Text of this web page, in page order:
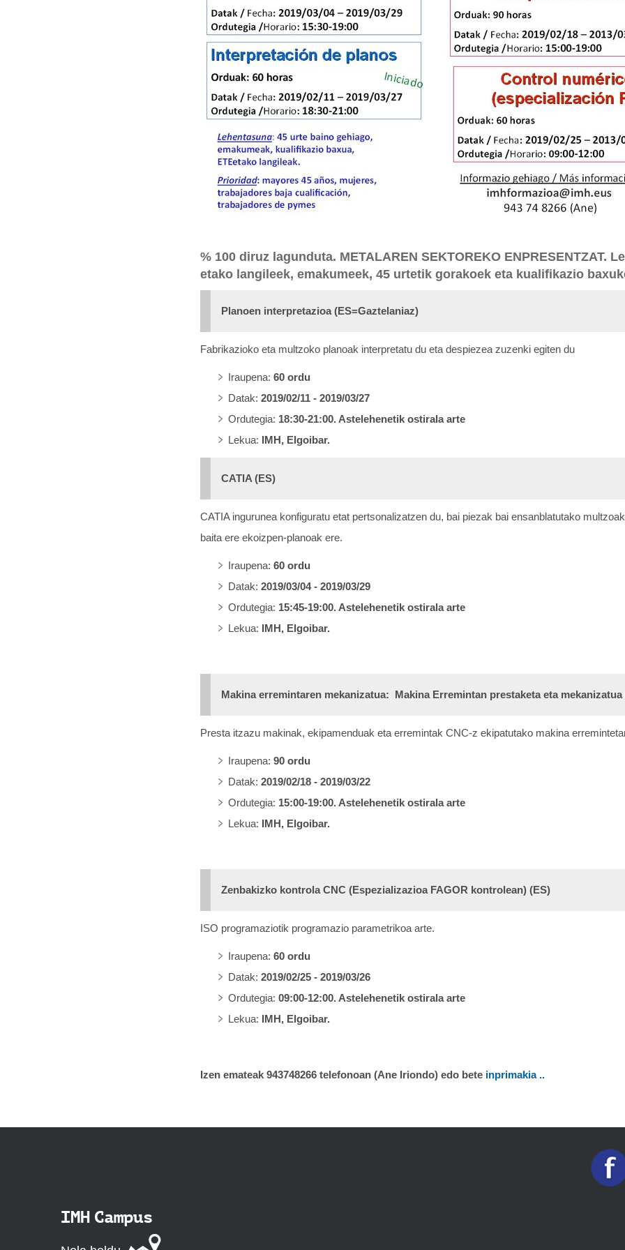
% 100 diruz lagunduta. METALAREN SEKTOREKO ENPRESENTZAT.
etako langileek, emakumeek, 45 urtetik gorakoek eta kualifikazio
Planoen interpretazioa (ES=Gaztelaniaz)
Fabrikazioko eta multzoko planoak interpretatu du eta despiezea zuzenki egiten du
Iraupena: 60 ordu
Datak: 2019/02/11 - 2019/03/27
Ordutegia: 18:30-21:00. Astelehenetik ostirala arte
Lekua: IMH, Elgoibar.
CATIA (ES)
CATIA ingurunea konfiguratu etat pertsonalizatzen du, bai piezak bai ensanblatutako
baita ere ekoizpen-planoak ere.
Iraupena: 60 ordu
Datak: 2019/03/04 - 2019/03/29
Ordutegia: 15:45-19:00. Astelehenetik ostirala arte
Lekua: IMH, Elgoibar.
Makina erremintaren mekanizatua: Makina Erremintan prestaketa eta mekanizatua
Presta itzazu makinak, ekipamenduak eta erremintak CNC-z ekipatutako makina
Iraupena: 90 ordu
Datak: 2019/02/18 - 2019/03/22
Ordutegia: 15:00-19:00. Astelehenetik ostirala arte
Lekua: IMH, Elgoibar.
Zenbakizko kontrola CNC (Espezializazioa FAGOR kontrolean) (ES)
ISO programaziotik programazio parametrikoa arte.
Iraupena: 60 ordu
Datak: 2019/02/25 - 2019/03/26
Ordutegia: 09:00-12:00. Astelehenetik ostirala arte
Lekua: IMH, Elgoibar.
Izen emateak 943748266 telefonoan (Ane Iriondo) edo bete inprimakia ..
IMH Campus